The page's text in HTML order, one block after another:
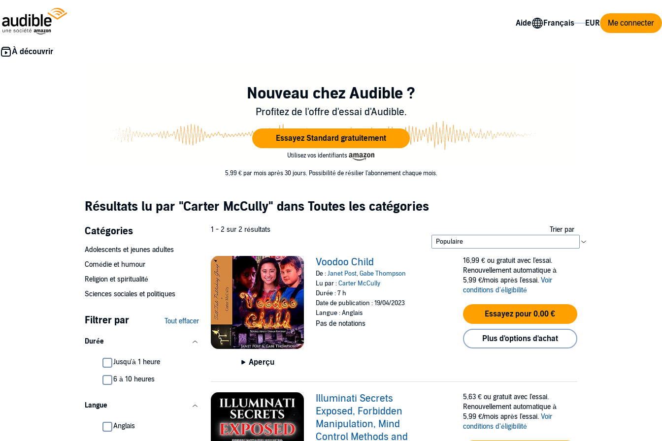
Aide Me connecter
Nouveau chez Audible ?
Profitez de l'offre d'essai d'Audible.
Essayez Standard gratuitement
Utilisez vos identifiants
5,99 € par mois après 30 jours. Possibilité de résilier l'abonnement chaque mois.
Résultats lu par "Carter McCully" dans Toutes les catégories
Catégories
Adolescents et jeunes adultes
Comédie et humour
Religion et spiritualité
Sciences sociales et politiques
Filtrer par Tout effacer
Durée
Jusqu'à 1 heure
6 à 10 heures
Langue
Anglais
1 - 2 sur 2 résultats Trier par
Aperçu
Voodoo Child
De :Janet Post,Gabe Thompson
Lu par :Carter McCully
Durée : 7 h
Date de publication : 19/04/2023
Langue : Anglais
Pas de notations
16,99 € ou gratuit avec l'essai.
Renouvellement automatique à
5,99 €/mois après l'essai. Voir
conditions d'éligibilité
Essayez pour 0,00 €
Plus d'options d'achat
Illuminati Secrets
Exposed, Forbidden
Manipulation, Mind
Control Methods and
5,63 € ou gratuit avec l'essai.
Renouvellement automatique à
5,99 €/mois après l'essai. Voir
conditions d'éligibilité